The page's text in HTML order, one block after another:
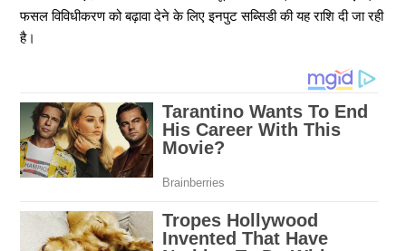
फसल विविधीकरण को बढ़ावा देने के लिए इनपुट सब्सिडी की यह राशि दी जा रही
है।